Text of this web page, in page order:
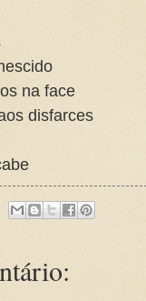
na face
disfarces